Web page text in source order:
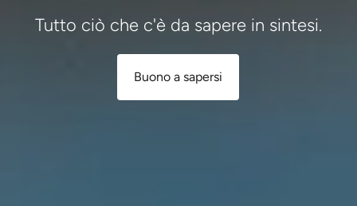
Tutto ciò che c'è da sapere in sintesi.
Buono a sapersi